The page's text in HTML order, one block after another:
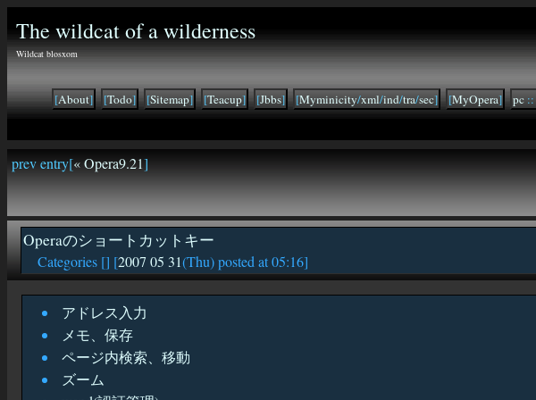
The wildcat of a wilderness
Wildcat blosxom
[About] [Todo] [Sitemap] [Teacup] [Jbbs] [Myminicity/xml/ind/tra/sec] [MyOpera] pc ::
prev entry[« Opera9.21]
Operaのショートカットキー
Categories [] [2007 05 31(Thu) posted at 05:16]
アドレス入力
メモ、保存
ページ内検索、移動
ズーム